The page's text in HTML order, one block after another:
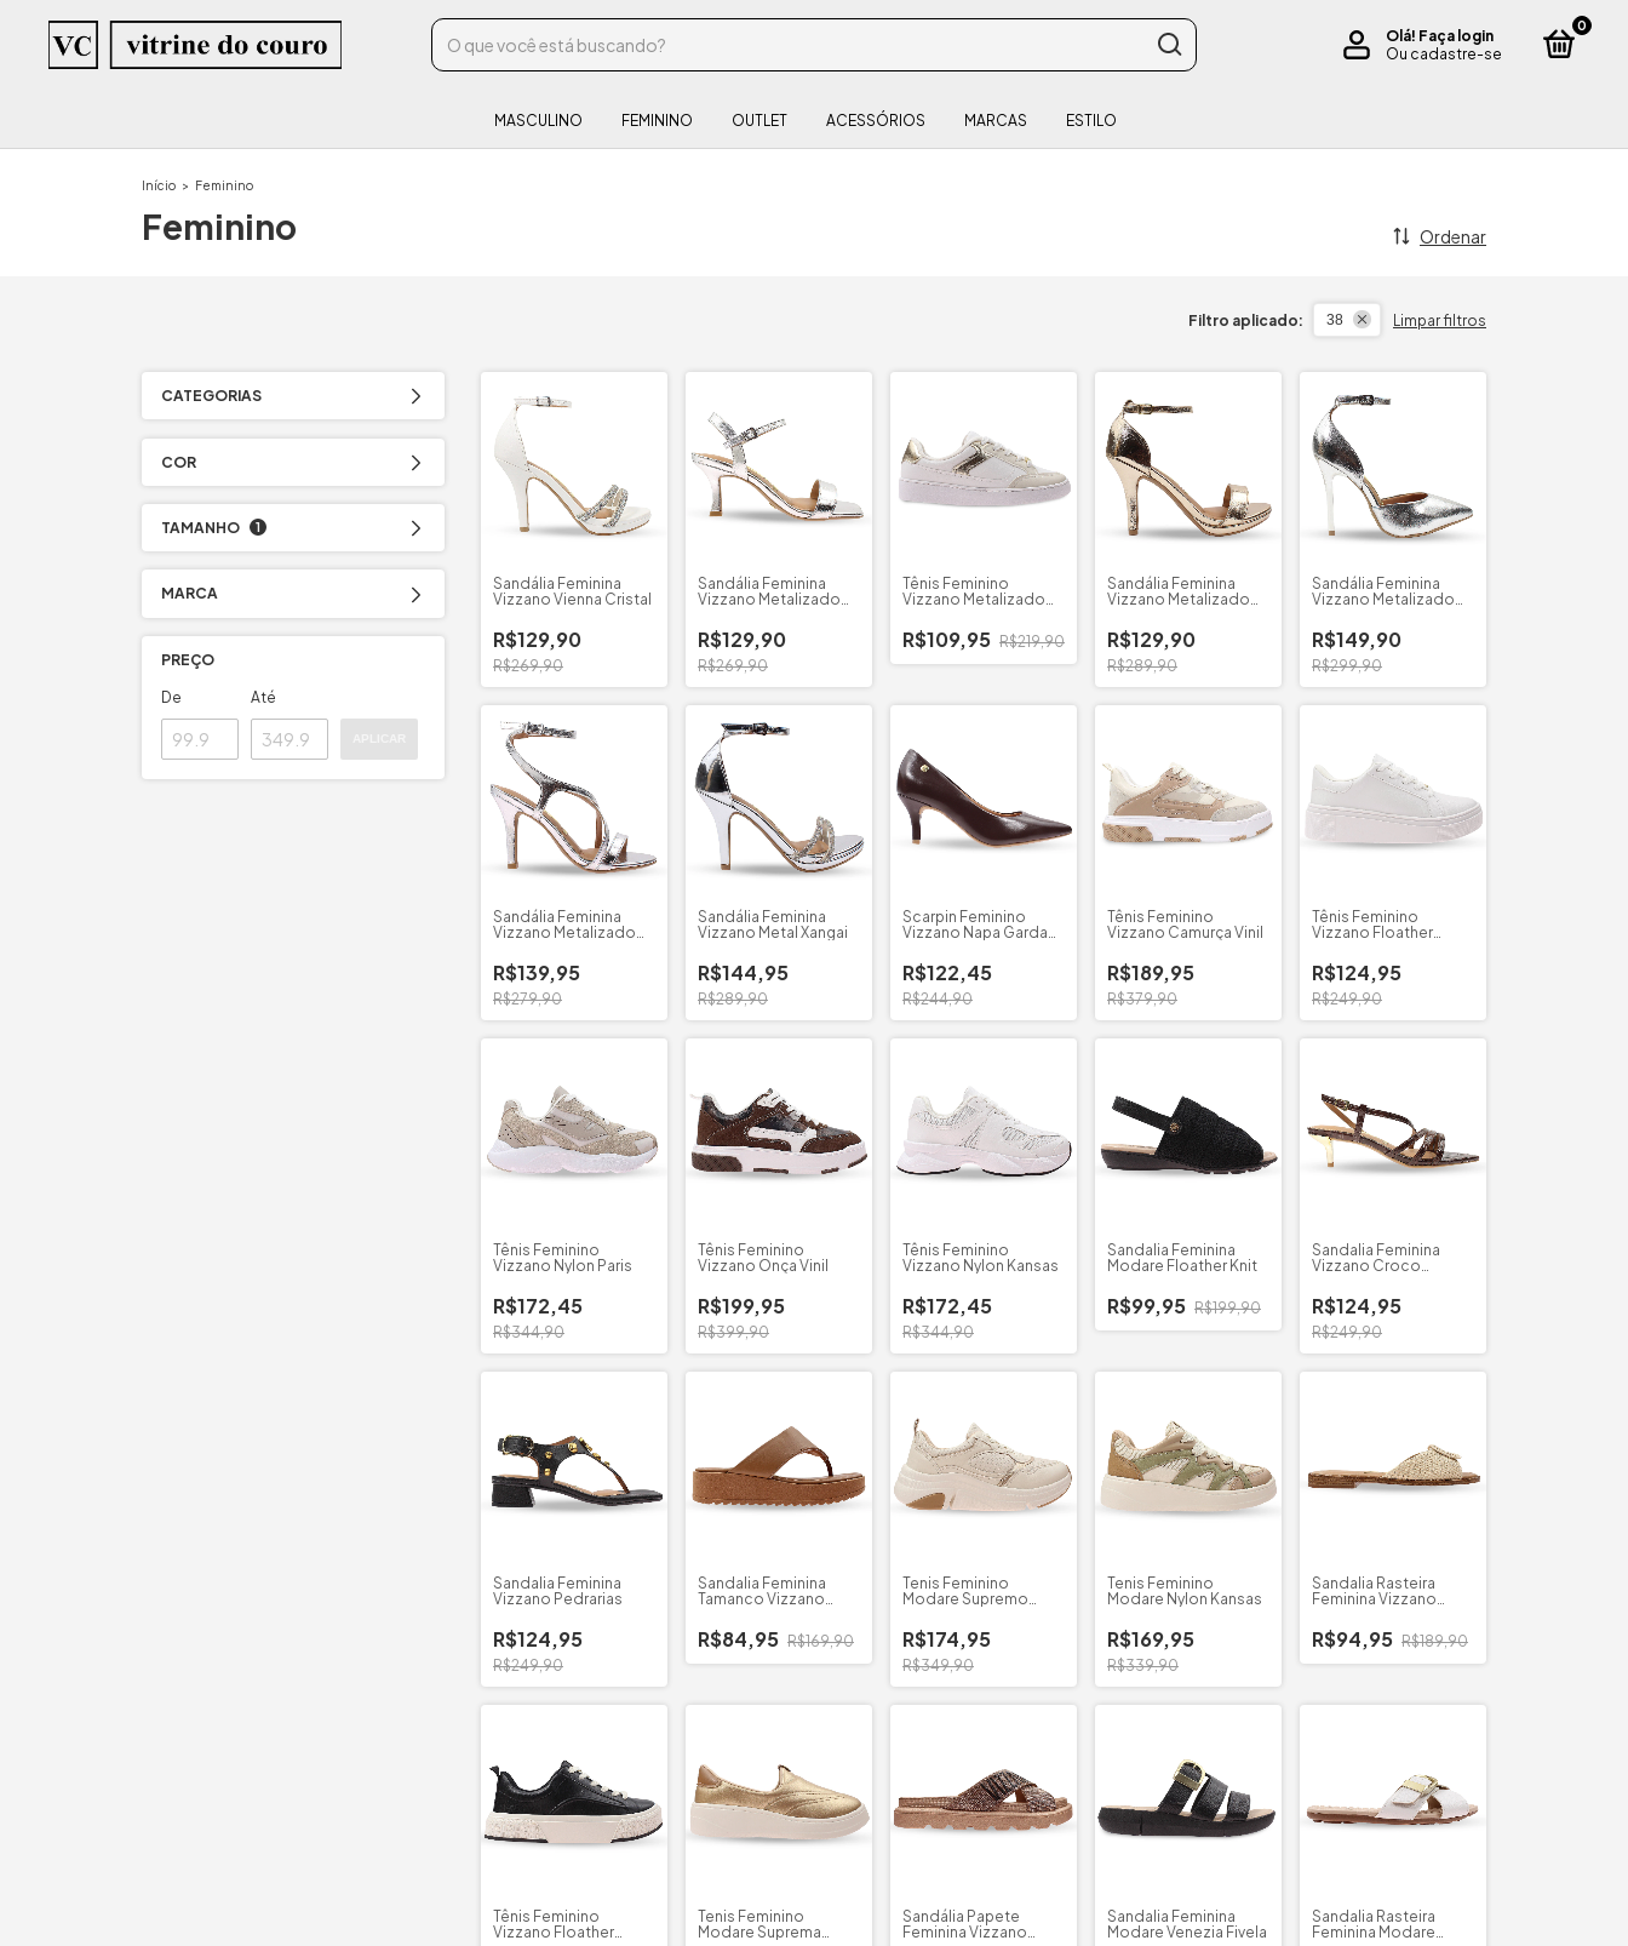
Olá! Faça login
Ou cadastre-se
0
MASCULINO FEMININO OUTLET ACESSÓRIOS MARCAS ESTILO
Início > Feminino
Feminino Ordenar
Filtro aplicado: 38 Limpar filtros
CATEGORIAS
COR
TAMANHO 1
MARCA
PREÇO
De Até
Sandália Feminina
Vizzano Vienna Cristal
R$129,90
R$269,90
Sandália Feminina
Vizzano Metalizado
R$129,90
R$269,90
Tênis Feminino
Vizzano Metalizado
R$109,95 R$219,90
Sandália Feminina
Vizzano Metalizado
R$129,90
R$289,90
Sandália Feminina
Vizzano Metalizado
R$149,90
R$299,90
Sandália Feminina
Vizzano Metalizado
R$139,95
R$279,90
Sandália Feminina
Vizzano Metal Xangai
R$144,95
R$289,90
Scarpin Feminino
Vizzano Napa Garda
R$122,45
R$244,90
Tênis Feminino
Vizzano Camurça Vinil
R$189,95
R$379,90
Tênis Feminino
Vizzano Floather
R$124,95
R$249,90
Tênis Feminino
Vizzano Nylon Paris
R$172,45
R$344,90
Tênis Feminino
Vizzano Onça Vinil
R$199,95
R$399,90
Tênis Feminino
Vizzano Nylon Kansas
R$172,45
R$344,90
Sandalia Feminina
Modare Floather Knit
R$99,95 R$199,90
Sandalia Feminina
Vizzano Croco
R$124,95
R$249,90
Sandalia Feminina
Vizzano Pedrarias
R$124,95
R$249,90
Sandalia Feminina
Tamanco Vizzano
R$84,95 R$169,90
Tenis Feminino
Modare Supremo
R$174,95
R$349,90
Tenis Feminino
Modare Nylon Kansas
R$169,95
R$339,90
Sandalia Rasteira
Feminina Vizzano
R$94,95 R$189,90
Tênis Feminino
Vizzano Floather
Tenis Feminino
Modare Suprema
Sandália Papete
Feminina Vizzano
Sandalia Feminina
Modare Venezia Fivela
Sandalia Rasteira
Feminina Modare